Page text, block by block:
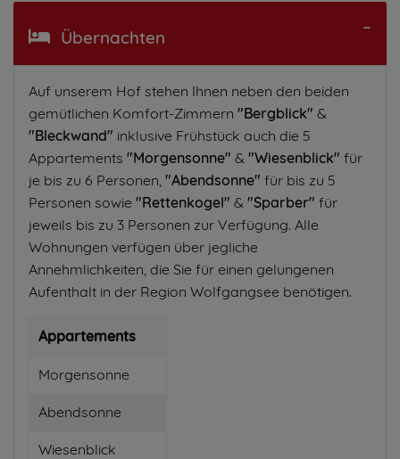
Übernachten
Auf unserem Hof stehen Ihnen neben den beiden
gemütlichen Komfort-Zimmern "Bergblick" &
"Bleckwand" inklusive Frühstück auch die 5
Appartements "Morgensonne" & "Wiesenblick" für
je bis zu 6 Personen, "Abendsonne" für bis zu 5
Personen sowie "Rettenkogel" & "Sparber" für
jeweils bis zu 3 Personen zur Verfügung. Alle
Wohnungen verfügen über jegliche
Annehmlichkeiten, die Sie für einen gelungenen
Aufenthalt in der Region Wolfgangsee benötigen.
Appartements
Morgensonne
Abendsonne
Wiesenblick